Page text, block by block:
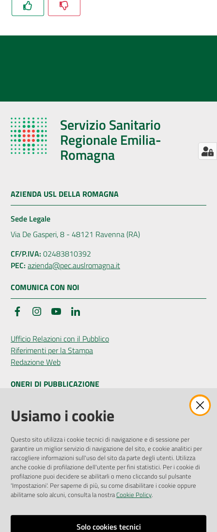
Servizio Sanitario
Regionale Emilia-
Romagna
AZIENDA USL DELLA ROMAGNA
Sede Legale
Via De Gasperi, 8 - 48121 Ravenna (RA)
CF/P.IVA: 02483810392
PEC: azienda@pec.auslromagna.it
COMUNICA CON NOI
FacebookInstagramYouTube
Ufficio Relazioni con il Pubblico
Riferimenti per la Stampa
Redazione Web
ONERI DI PUBBLICAZIONE
Amministrazione Trasparente
Pubblicità legale
Privacy Policy
Attuazione Misure PNRR
Liste di Attesa
ENTI, IMPRESE E PARTNER
Fatturazione Elettronica
Usiamo i cookie
Questo sito utilizza i cookie tecnici di navigazione e di sessione per
garantire un miglior servizio di navigazione del sito, e cookie analitici per
raccogliere informazioni sull'uso del sito da parte degli utenti. Utilizza
anche cookie di profilazione dell'utente per fini statistici. Per i cookie di
profilazione puoi decidere se abilitarli o meno cliccando sul pulsante
'Impostazioni'. Per saperne di più, su come disabilitare i cookie oppure
abilitarne solo alcuni, consulta la nostraCookie Policy.
Solo cookies tecnici